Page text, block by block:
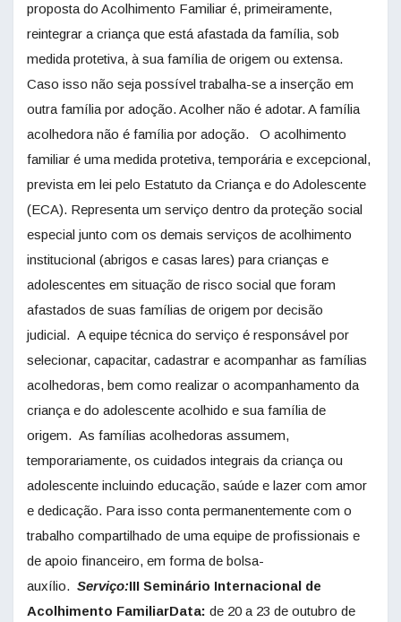
proposta do Acolhimento Familiar é, primeiramente,
reintegrar a criança que está afastada da família, sob
medida protetiva, à sua família de origem ou extensa.
Caso isso não seja possível trabalha-se a inserção em
outra família por adoção. Acolher não é adotar. A família
acolhedora não é família por adoção. O acolhimento
familiar é uma medida protetiva, temporária e excepcional,
prevista em lei pelo Estatuto da Criança e do Adolescente
(ECA). Representa um serviço dentro da proteção social
especial junto com os demais serviços de acolhimento
institucional (abrigos e casas lares) para crianças e
adolescentes em situação de risco social que foram
afastados de suas famílias de origem por decisão
judicial. A equipe técnica do serviço é responsável por
selecionar, capacitar, cadastrar e acompanhar as famílias
acolhedoras, bem como realizar o acompanhamento da
criança e do adolescente acolhido e sua família de
origem. As famílias acolhedoras assumem,
temporariamente, os cuidados integrais da criança ou
adolescente incluindo educação, saúde e lazer com amor
e dedicação. Para isso conta permanentemente com o
trabalho compartilhado de uma equipe de profissionais e
de apoio financeiro, em forma de bolsa-
auxílio. Serviço:III Seminário Internacional de
Acolhimento FamiliarData: de 20 a 23 de outubro de